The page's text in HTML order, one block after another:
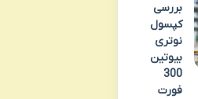
بررسی
کپسول
نوتری
بیوتین
300
فورت